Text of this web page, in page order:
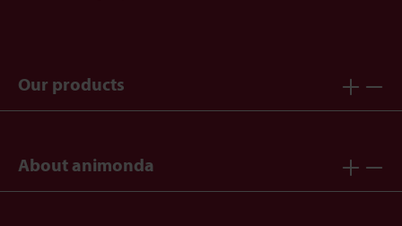
Our products
About animonda